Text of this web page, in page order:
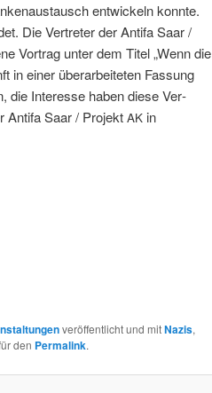
entwick­eln kon­nte.
Die Vertreter der Antifa Saar /
Vor­trag unter dem Titel „Wenn die
in ein­er über­ar­beit­eten Fas­sung
die Inter­esse haben diese Ver­
Antifa Saar / Pro­jekt AKin
veröffentlicht und mitNazis,
den Permalink.